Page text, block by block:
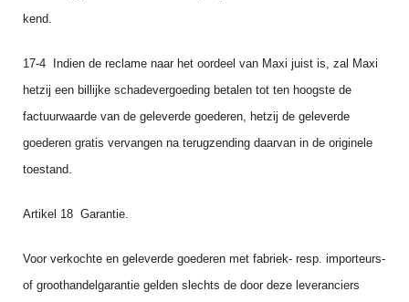
kend.
17‑4 Indien de reclame naar het oordeel van Maxi juist is, zal Maxi
hetzij een billijke schadever­goeding betalen tot ten hoogste de
factuurwaarde van de geleverde goederen, hetzij de geleverde
goederen gratis vervangen na terugzending daarvan in de originele
toestand.
Artikel 18 Garantie.
Voor verkochte en geleverde goederen met fabriek‑ resp. importeurs‑
of groothandelgarantie gelden slechts de door deze leveranciers